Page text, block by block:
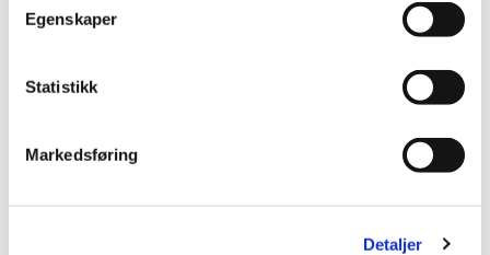
Egenskaper
Statistikk
Markedsføring
Detaljer